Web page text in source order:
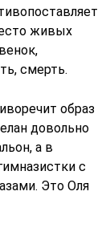
живых
смерть.
образ
довольно
а в
с
Это Оля